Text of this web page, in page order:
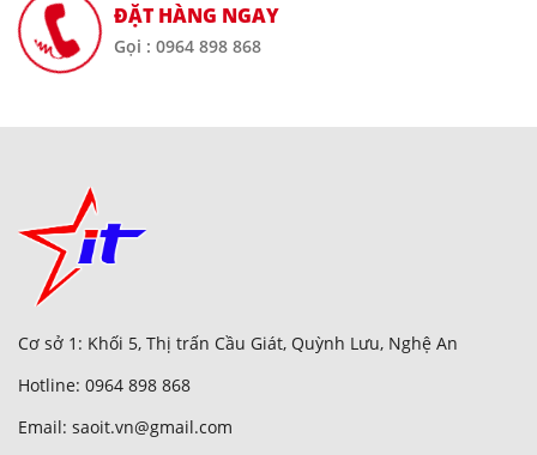
ĐẶT HÀNG NGAY
Gọi : 0964 898 868
Cơ sở 1: Khối 5, Thị trấn Cầu Giát, Quỳnh Lưu, Nghệ An
Hotline: 0964 898 868
Email: saoit.vn@gmail.com